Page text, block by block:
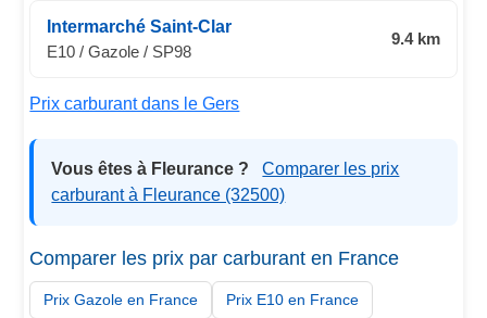
Intermarché Saint-Clar
E10 / Gazole / SP98
9.4 km
Prix carburant dans le Gers
Vous êtes à Fleurance ?
Comparer les prix
carburant à Fleurance (32500)
Comparer les prix par carburant en France
Prix Gazole en France Prix E10 en France